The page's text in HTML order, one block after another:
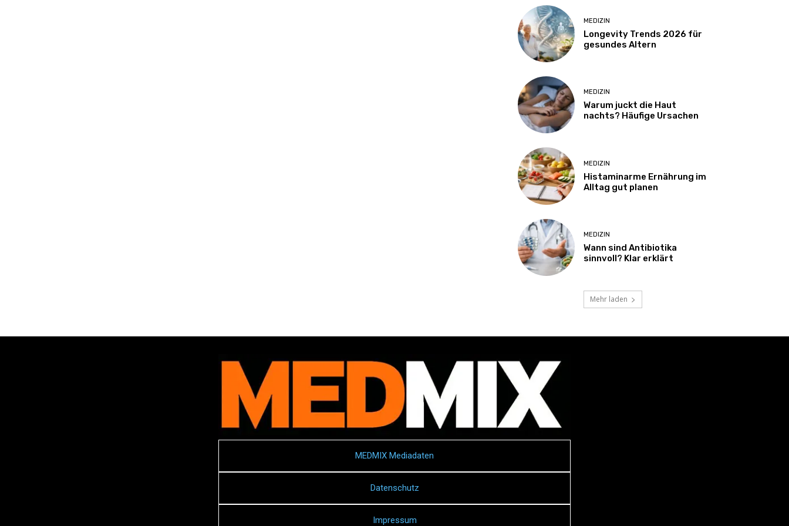
MEDIZIN
Longevity Trends 2026 für
gesundes Altern
MEDIZIN
Warum juckt die Haut
nachts? Häufige Ursachen
MEDIZIN
Histaminarme Ernährung im
Alltag gut planen
MEDIZIN
Wann sind Antibiotika
sinnvoll? Klar erklärt
Mehr laden
MEDMIX Mediadaten
Datenschutz
Impressum